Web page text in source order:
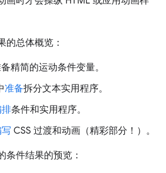
的总体概览：
精简的运动条件变量。
准备拆分文本实用程序。
条件和实用程序。
CSS 过渡和动画（精彩部分！）。
条件结果的预览：